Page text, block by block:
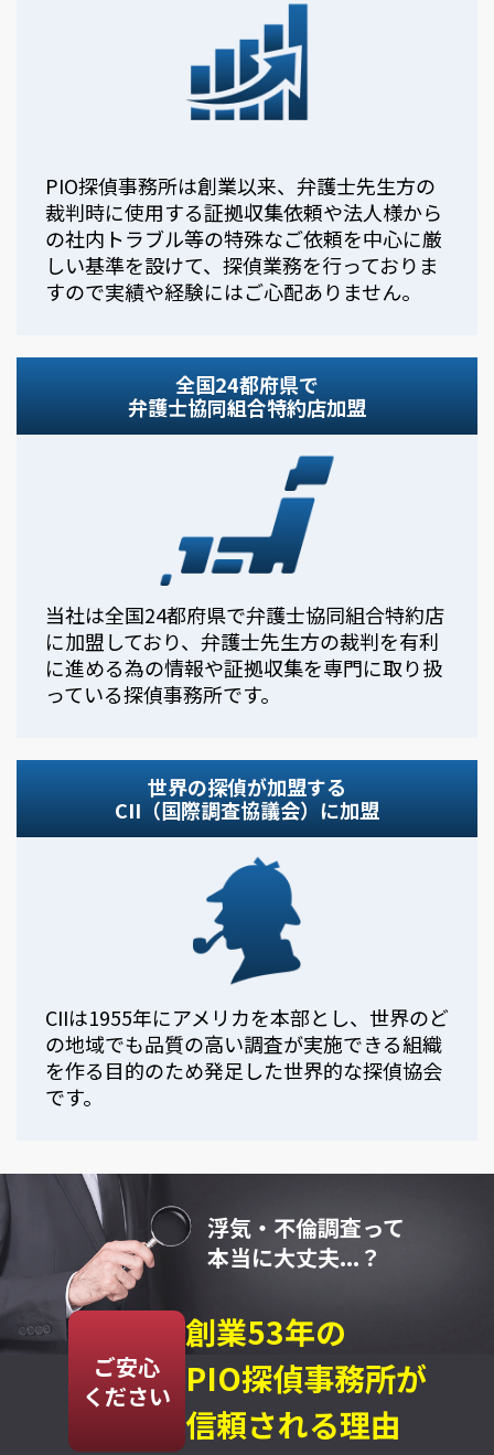
PIO探偵事務所は創業以来、弁護士先生方の
裁判時に使用する証拠収集依頼や法人様から
の社内トラブル等の特殊なご依頼を中心に厳
しい基準を設けて、探偵業務を行っておりま
すので実績や経験にはご心配ありません。
全国24都府県で
弁護士協同組合特約店加盟
当社は全国24都府県で弁護士協同組合特約店
に加盟しており、弁護士先生方の裁判を有利
に進める為の情報や証拠収集を専門に取り扱
っている探偵事務所です。
世界の探偵が加盟する
CII（国際調査協議会）に加盟
CIIは1955年にアメリカを本部とし、世界のど
の地域でも品質の高い調査が実施できる組織
を作る目的のため発足した世界的な探偵協会
です。
浮気・不倫調査って
本当に大丈夫...？
ご安心
ください
創業53年の
PIO探偵事務所が
信頼される理由